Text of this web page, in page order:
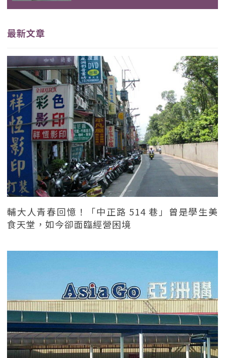
最新文章
輔大人青春回憶！「中正路 514 巷」曾是學生美
食天堂，如今卻面臨經營困境